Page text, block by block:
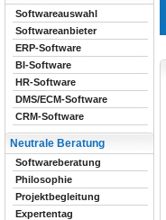
Softwareauswahl
Softwareanbieter
ERP-Software
BI-Software
HR-Software
DMS/ECM-Software
CRM-Software
Neutrale Beratung
Softwareberatung
Philosophie
Projektbegleitung
Expertentag